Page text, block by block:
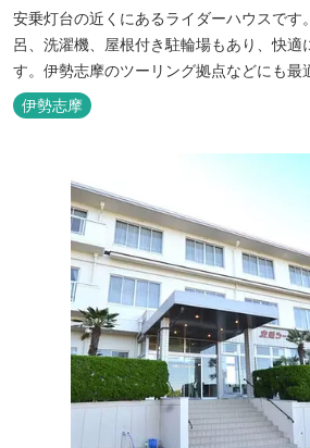
安乗灯台の近くにあるライダーハウスです
呂、洗濯機、屋根付き駐輪場もあり、快適
す。伊勢志摩のツーリング拠点などにも最
伊勢志摩